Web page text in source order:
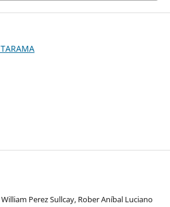
Perez Sullcay, Rober Aníbal Luciano